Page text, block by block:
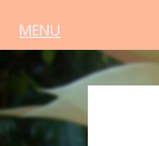
MENU